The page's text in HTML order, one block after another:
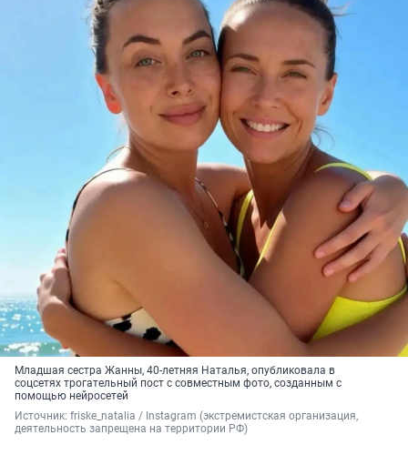
Младшая сестра Жанны, 40-летняя Наталья, опубликовала в
соцсетях трогательный пост с совместным фото, созданным с
помощью нейросетей
Источник: friske_natalia / Instagram (экстремистская организация,
деятельность запрещена на территории РФ)